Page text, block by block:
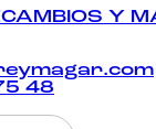
Y
48